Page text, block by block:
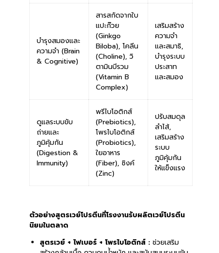
บำรุงสมองและ
ความจำ (Brain
& Cognitive)
สารสกัดจากใบ
แปะก๊วย
(Ginkgo
Biloba), โคลีน
(Choline), วิ
ตามินบีรวม
(Vitamin B
Complex)
เสริมสร้าง
ความจำ
และสมาธิ,
บำรุงระบบ
ประสาท
และสมอง
ดูแลระบบขับ
ถ่ายและ
ภูมิคุ้มกัน
(Digestion &
Immunity)
พรีไบโอติกส์
(Prebiotics),
โพรไบโอติกส์
(Probiotics),
ใยอาหาร
(Fiber), ซิงค์
(Zinc)
ปรับสมดุล
ลำไส้,
เสริมสร้าง
ระบบ
ภูมิคุ้มกัน
ให้แข็งแรง
ตัวอย่างสูตรเวย์โปรตีนที่โรงงานรับผลิตเวย์โปรตีน
นิยมในตลาด
สูตรเวย์ + ไฟเบอร์ + โพรไบโอติกส์ : ช่วยเสริม